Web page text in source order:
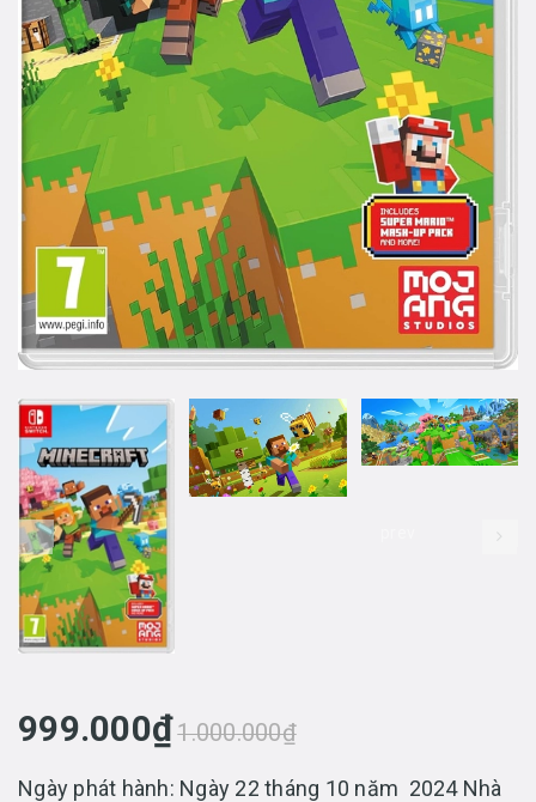
999.000₫1.000.000₫
Ngày phát hành: Ngày 22 tháng 10 năm 2024 Nhà